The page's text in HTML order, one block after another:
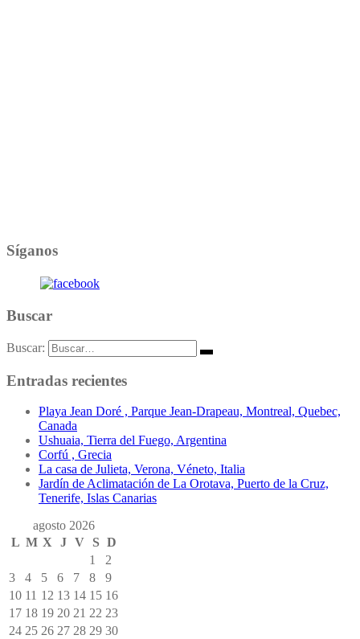
Síganos
Buscar
Buscar:
Entradas recientes
Playa Jean Doré , Parque Jean-Drapeau, Montreal, Quebec,
Canada
Ushuaia, Tierra del Fuego, Argentina
Corfú , Grecia
La casa de Julieta, Verona, Véneto, Italia
Jardín de Aclimatación de La Orotava, Puerto de la Cruz,
Tenerife, Islas Canarias
agosto 2026
L M X J V S D
1
2
3
4 5 6 7 8
9
10 11 12 13 14 15 16
17 18 19 20 21 22 23
24 25 26 27 28 29 30